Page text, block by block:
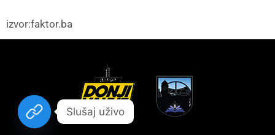
izvor:faktor.ba
Slušaj uživo